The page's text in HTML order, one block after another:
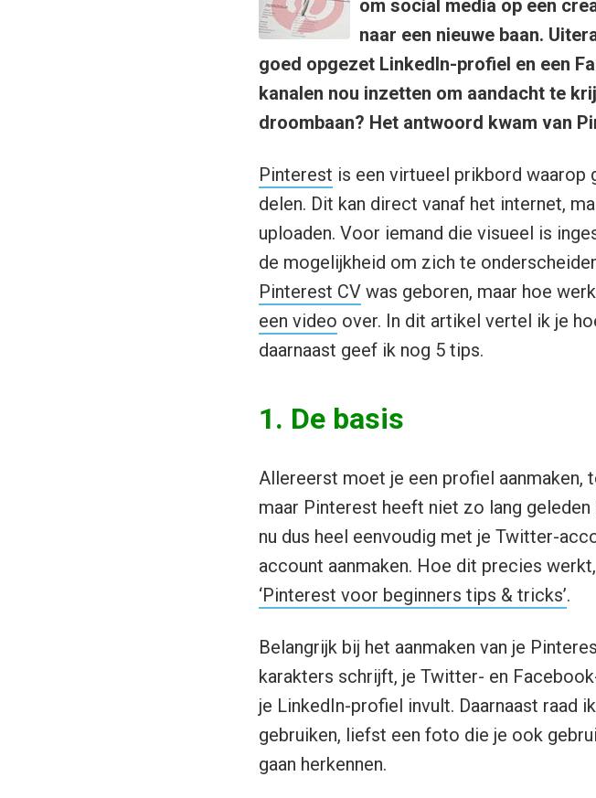
om social media op een
naar een nieuwe baan.
goed opgezet LinkedIn-profiel en een
kanalen nou inzetten om aandacht te
droombaan? Het antwoord kwam van
Pinterest is een virtueel prikbord waarop
delen. Dit kan direct vanaf het internet,
uploaden. Voor iemand die visueel is
de mogelijkheid om zich te
Pinterest CVwas geboren, maar hoe
een video over. In dit artikel vertel ik je
daarnaast geef ik nog 5 tips.
1. De basis
Allereerst moet je een profiel
maar Pinterest heeft niet zo lang
nu dus heel eenvoudig met je Twitter-
account aanmaken. Hoe dit precies
‘Pinterest voor beginners tips & tricks’.
Belangrijk bij het aanmaken van je
karakters schrijft, je Twitter- en
je LinkedIn-profiel invult. Daarnaast raad
gebruiken, liefst een foto die je ook
gaan herkennen.